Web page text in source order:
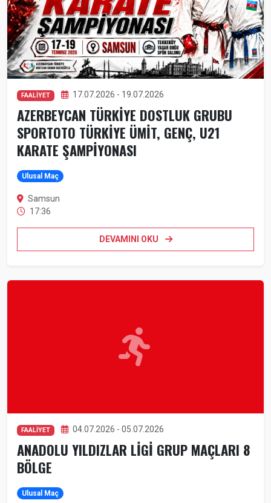
FAALİYET 17.07.2026 - 19.07.2026
AZERBEYCAN TÜRKİYE DOSTLUK GRUBU
SPORTOTO TÜRKİYE ÜMİT, GENÇ, U21
KARATE ŞAMPİYONASI
Ulusal Maç
Samsun
17:36
DEVAMINI OKU
FAALİYET 04.07.2026 - 05.07.2026
ANADOLU YILDIZLAR LİGİ GRUP MAÇLARI 8
BÖLGE
Ulusal Maç